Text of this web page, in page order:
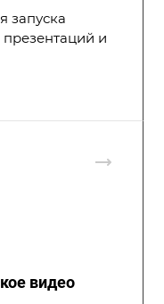
запуска
презентаций и
видео